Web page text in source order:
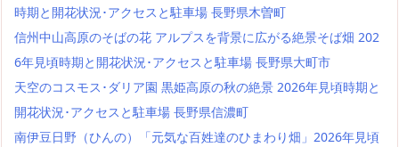
時期と開花状況･アクセスと駐車場 長野県木曽町
信州中山高原のそばの花 アルプスを背景に広がる絶景そば畑 202
6年見頃時期と開花状況･アクセスと駐車場 長野県大町市
天空のコスモス･ダリア園 黒姫高原の秋の絶景 2026年見頃時期と
開花状況･アクセスと駐車場 長野県信濃町
南伊豆日野（ひんの）「元気な百姓達のひまわり畑」2026年見頃